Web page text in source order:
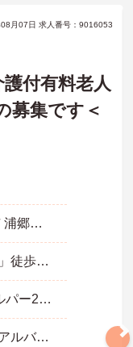
月07日 求人番号：9016053
護付有料老人
募集です＜
神奈川県 横須賀市 浦郷町３丁目10－５
京急本線「追浜駅」徒歩20分
■初任者研修（ヘルパー2級）、実務者研修（ヘルパー1級）、介護福祉士免許 ※未経験の方も相談可
非常勤・パート・アルバイト